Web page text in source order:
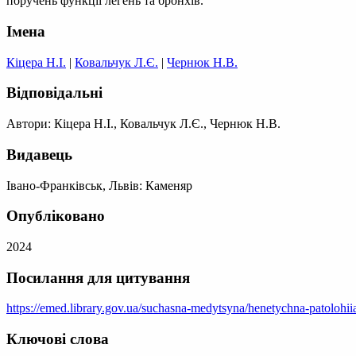
Імена
Кіцера Н.І. | Ковальчук Л.Є. | Чернюк Н.В.
Відповідальні
Автори: Кіцера Н.І., Ковальчук Л.Є., Чернюк Н.В.
Видавець
Івано-Франківськ, Львів: Каменяр
Опубліковано
2024
Посилання для цитування
https://emed.library.gov.ua/suchasna-medytsyna/henetychna-
Ключові слова